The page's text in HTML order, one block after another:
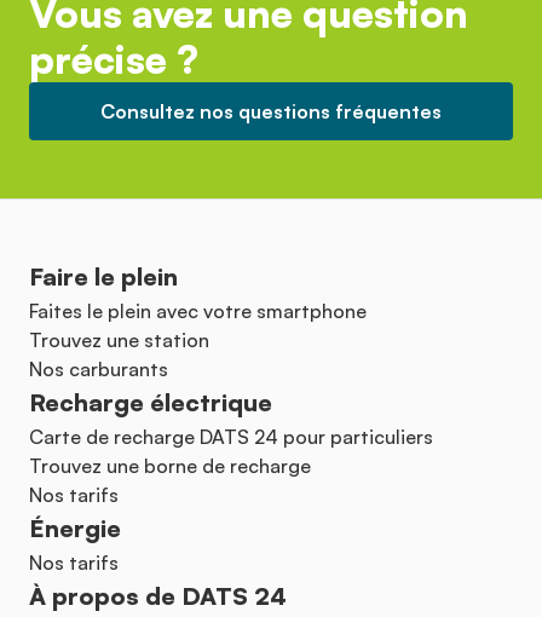
Vous avez une question
précise ?
Consultez nos questions fréquentes
Faire le plein
Faites le plein avec votre smartphone
Trouvez une station
Nos carburants
Recharge électrique
Carte de recharge DATS 24 pour particuliers
Trouvez une borne de recharge
Nos tarifs
Énergie
Nos tarifs
À propos de DATS 24